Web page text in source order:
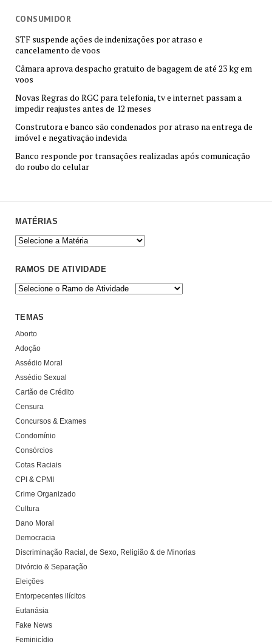
CONSUMIDOR
STF suspende ações de indenizações por atraso e
cancelamento de voos
Câmara aprova despacho gratuito de bagagem de até 23 kg em
voos
Novas Regras do RGC para telefonia, tv e internet passam a
impedir reajustes antes de 12 meses
Construtora e banco são condenados por atraso na entrega de
imóvel e negativação indevida
Banco responde por transações realizadas após comunicação
do roubo do celular
MATÉRIAS
RAMOS DE ATIVIDADE
TEMAS
Aborto
Adoção
Assédio Moral
Assédio Sexual
Cartão de Crédito
Censura
Concursos & Exames
Condomínio
Consórcios
Cotas Raciais
CPI & CPMI
Crime Organizado
Cultura
Dano Moral
Democracia
Discriminação Racial, de Sexo, Religião & de Minorias
Divórcio & Separação
Eleições
Entorpecentes ilícitos
Eutanásia
Fake News
Feminicídio